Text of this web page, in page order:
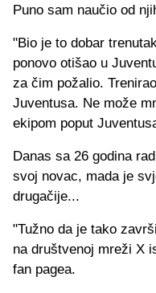
Puno sam naučio od
"Bio je to dobar
ponovo otišao u
za čim požalio.
Juventusa. Ne može
ekipom poput
Danas sa 26 godina
svoj novac, mada je
drugačije...
"Tužno da je tako
na društvenoj mreži X
fan pagea.